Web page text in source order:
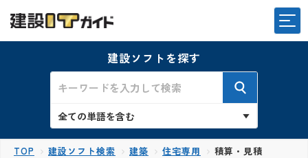
建設ソフトを探す
TOP 建設ソフト検索 建築 住宅専用 積算・見積